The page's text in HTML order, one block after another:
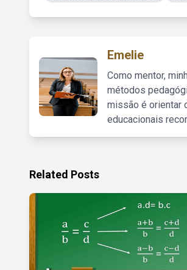
Emelie
Como mentor,
métodos
missão é orientar
educacionais
Related Posts